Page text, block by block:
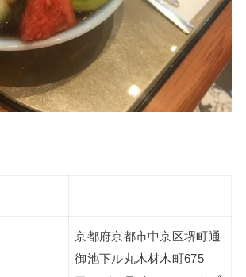
京都府京都市中京区堺町通
御池下ル丸木材木町675